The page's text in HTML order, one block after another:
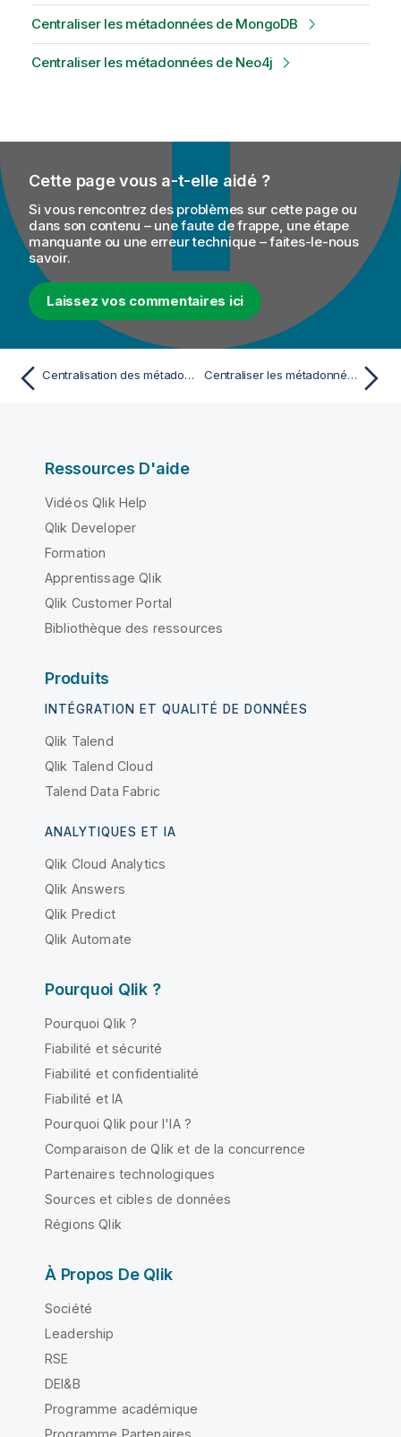
Centraliser les métadonnées de MongoDB
Centraliser les métadonnées de Neo4j
Cette page vous a-t-elle aidé ?
Si vous rencontrez des problèmes sur cette page ou
dans son contenu – une faute de frappe, une étape
manquante ou une erreur technique – faites-le-nous
savoir.
Laissez vos commentaires ici
Centralisation des métadonnées Couchbase Centraliser les métadonnées de Cassandra
Ressources D'aide
Vidéos Qlik Help
Qlik Developer
Formation
Apprentissage Qlik
Qlik Customer Portal
Bibliothèque des ressources
Produits
INTÉGRATION ET QUALITÉ DE DONNÉES
Qlik Talend
Qlik Talend Cloud
Talend Data Fabric
ANALYTIQUES ET IA
Qlik Cloud Analytics
Qlik Answers
Qlik Predict
Qlik Automate
Pourquoi Qlik ?
Pourquoi Qlik ?
Fiabilité et sécurité
Fiabilité et confidentialité
Fiabilité et IA
Pourquoi Qlik pour l'IA ?
Comparaison de Qlik et de la concurrence
Partenaires technologiques
Sources et cibles de données
Régions Qlik
À Propos De Qlik
Société
Leadership
RSE
DEI&B
Programme académique
Programme Partenaires